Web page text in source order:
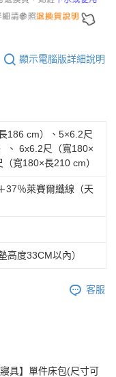
顯示電腦版詳細說明
186 cm）、5×6.2尺
、 6x6.2尺（寬180×
寬180×長210 cm）
37％萊賽爾纖線（天
度33CM以內）
客服
寢具】單件床包(尺寸可